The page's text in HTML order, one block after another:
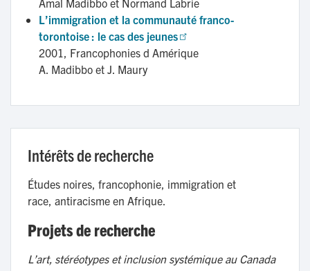
L’immigration et la communauté franco-
torontoise : le cas des jeunes
2001,
Francophonies d Amérique
A. Madibbo et J. Maury
Intérêts de recherche
Études noires, francophonie, immigration et
race, antiracisme en Afrique.
Projets de recherche
L’art, stéréotypes et inclusion systémique au Canada